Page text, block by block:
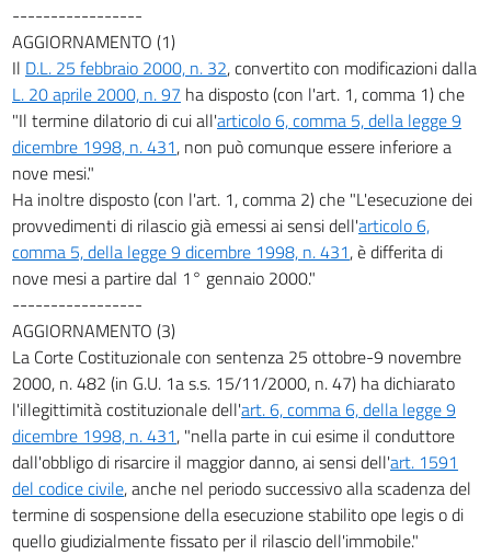
-----------------
AGGIORNAMENTO (1)
Il D.L. 25 febbraio 2000, n. 32, convertito con modificazioni dalla
L. 20 aprile 2000, n. 97 ha disposto (con l'art. 1, comma 1) che
"Il termine dilatorio di cui all'articolo 6, comma 5, della legge 9
dicembre 1998, n. 431, non può comunque essere inferiore a
nove mesi."
Ha inoltre disposto (con l'art. 1, comma 2) che "L'esecuzione dei
provvedimenti di rilascio già emessi ai sensi dell'articolo 6,
comma 5, della legge 9 dicembre 1998, n. 431, è differita di
nove mesi a partire dal 1° gennaio 2000."
-----------------
AGGIORNAMENTO (3)
La Corte Costituzionale con sentenza 25 ottobre-9 novembre
2000, n. 482 (in G.U. 1a s.s. 15/11/2000, n. 47) ha dichiarato
l'illegittimità costituzionale dell'art. 6, comma 6, della legge 9
dicembre 1998, n. 431, "nella parte in cui esime il conduttore
dall'obbligo di risarcire il maggior danno, ai sensi dell'art. 1591
del codice civile, anche nel periodo successivo alla scadenza del
termine di sospensione della esecuzione stabilito ope legis o di
quello giudizialmente fissato per il rilascio dell'immobile."